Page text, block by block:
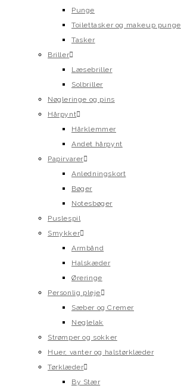
Punge
Toilettasker og makeup punge
Tasker
Briller
Læsebriller
Solbriller
Nøgleringe og pins
Hårpynt
Hårklemmer
Andet hårpynt
Papirvarer
Anledningskort
Bøger
Notesbøger
Puslespil
Smykker
Armbånd
Halskæder
Øreringe
Personlig pleje
Sæber og Cremer
Neglelak
Strømper og sokker
Huer, vanter og halstørklæder
Tørklæder
By Stær